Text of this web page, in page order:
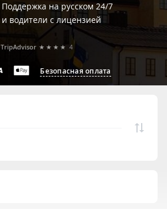
Поддержка на русском 24/7
и водители с лицензией
Безопасная оплата
TripAdvisor ★★★★ 4